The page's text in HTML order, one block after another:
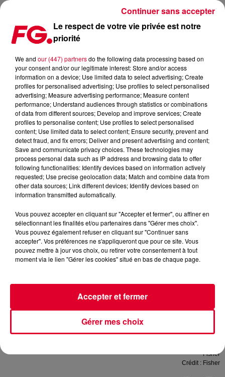
LA MUSIC STORY DU JOUR : FISHER
Publié : 21 septembre 2022 à 11h17 par Christophe
HUBERT
Fisher
Crédit : Fisher
Le respect de votre vie privée est notre
priorité
We and our (447) partnersdo the following data processing based on
your consent and/or our legitimate interest: Store and/or access
information on a device; Use limited data to select advertising; Create
profiles for personalised advertising; Use profiles to select personalised
advertising; Measure advertising performance; Measure content
performance; Understand audiences through statistics or combinations
of data from different sources; Develop and improve services; Create
profiles to personalise content; Use profiles to select personalised
content; Use limited data to select content; Ensure security, prevent and
detect fraud, and fix errors; Deliver and present advertising and content;
Save and communicate privacy choices. These technologies may
process personal data such as IP address and browsing data to offer
following functionalities: Identify devices based on information actively
requested; Use precise geolocation data; Match and combine data from
other data sources; Link different devices; Identify devices based on
information transmitted automatically.
Vous pouvez accepter en cliquant sur "Accepter et fermer", ou affiner en
sélectionnant les finalités et/ou partenaires dans "Gérer mes choix".
Vous pouvez également refuser en cliquant sur "Continuer sans
accepter". Vos préférences ne s'appliqueront que pour ce site. Vous
pouvez mettre à jour vos choix, ou retirer votre consentement à tout
moment via le lien "Gérer les cookies" situé en bas de chaque page.
Gérer mes choix
Accepter et fermer
Continuer sans accepter